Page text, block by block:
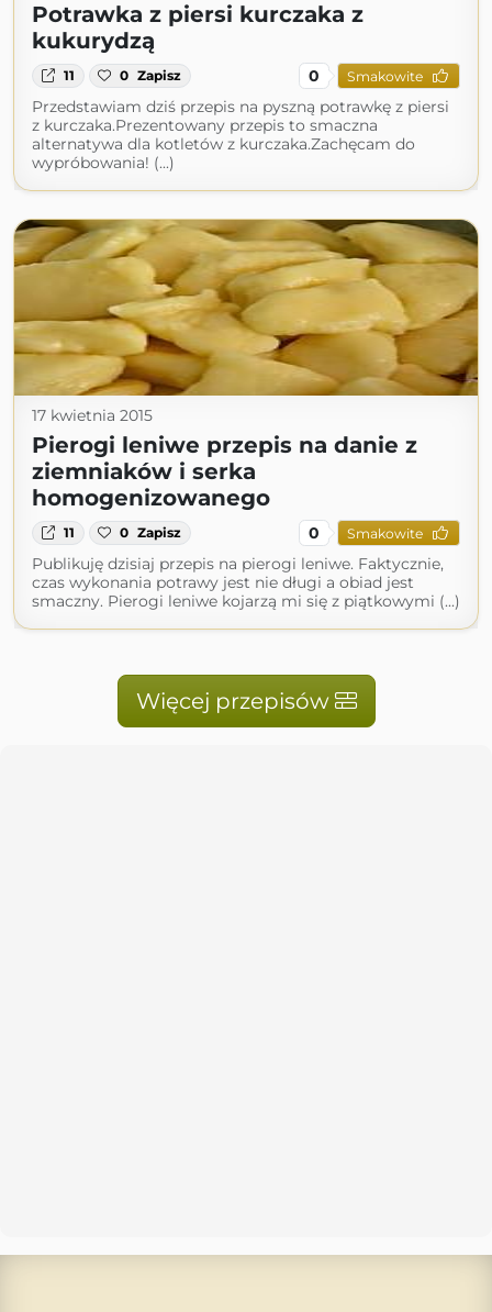
Potrawka z piersi kurczaka z
kukurydzą
11 0 Zapisz 0 Smakowite
Przedstawiam dziś przepis na pyszną potrawkę z piersi
z kurczaka.Prezentowany przepis to smaczna
alternatywa dla kotletów z kurczaka.Zachęcam do
wypróbowania! (...)
17 kwietnia 2015
Pierogi leniwe przepis na danie z
ziemniaków i serka
homogenizowanego
11 0 Zapisz 0 Smakowite
Publikuję dzisiaj przepis na pierogi leniwe. Faktycznie,
czas wykonania potrawy jest nie długi a obiad jest
smaczny. Pierogi leniwe kojarzą mi się z piątkowymi (...)
Więcej przepisów